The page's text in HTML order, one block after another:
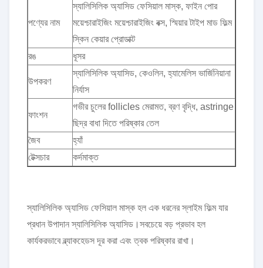
পণ্যের নাম
স্যালিসিলিক অ্যাসিড ফেসিয়াল মাস্ক, ফাইন পোর
ময়েশ্চারাইজিং ময়েশ্চারাইজিং বক্স, স্মিয়ার টাইপ মাড ফিল্ম
স্কিন কেয়ার প্রোডাক্ট
রঙ
ধূসর
উপকরণ
স্যালিসিলিক অ্যাসিড, কেওলিন, হ্যামেলিস ভার্জিনিয়ানা
নির্যাস
ফাংশন
গভীর চুলের follicles মেরামত, ব্রণ বৃদ্ধি, astringe
ছিদ্র বাধা দিতে পরিষ্কার তেল
জৈব
হ্যাঁ
টেক্সচার
কর্দমাক্ত
স্যালিসিলিক অ্যাসিড ফেসিয়াল মাস্ক হল এক ধরনের স্লাইম ফিল্ম যার
প্রধান উপাদান স্যালিসিলিক অ্যাসিড।সবচেয়ে বড় প্রভাব হল
কার্যকরভাবে ব্ল্যাকহেডস দূর করা এবং ত্বক পরিষ্কার রাখা।